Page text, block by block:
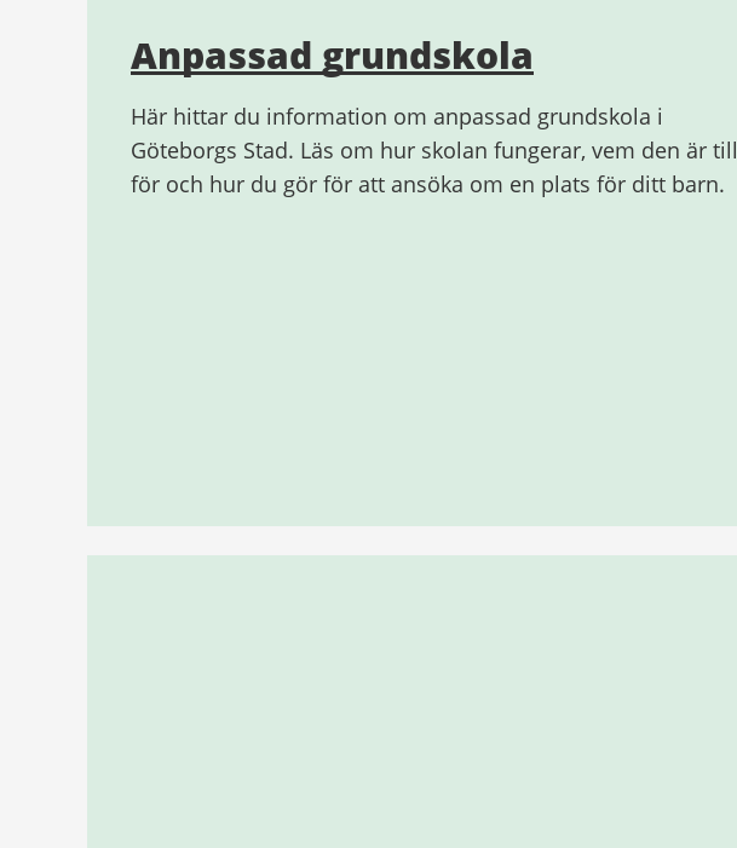
Anpassad grundskola
Här hittar du information om anpassad grundskola i
Göteborgs Stad. Läs om hur skolan fungerar, vem den är till
för och hur du gör för att ansöka om en plats för ditt barn.